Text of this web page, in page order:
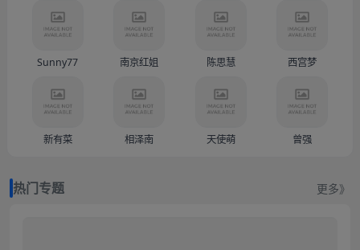
Sunny77 南京红姐 陈思慧 西宫梦
新有菜 相泽南 天使萌 曾强
热门专题 更多》